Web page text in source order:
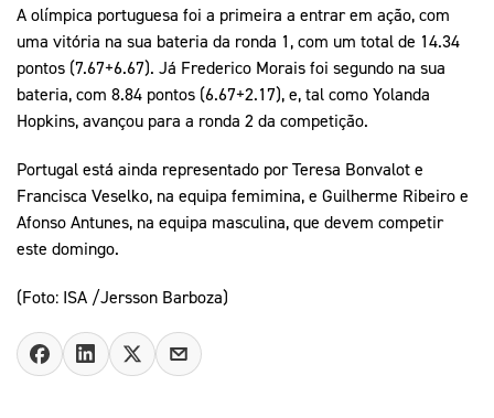
Equipa Portugal
A olímpica portuguesa foi a primeira a entrar em ação, com
uma vitória na sua bateria da ronda 1, com um total de 14.34
pontos (7.67+6.67). Já Frederico Morais foi segundo na sua
bateria, com 8.84 pontos (6.67+2.17), e, tal como Yolanda
Hopkins, avançou para a ronda 2 da competição.
Portugal está ainda representado por Teresa Bonvalot e
Francisca Veselko, na equipa femimina, e Guilherme Ribeiro e
Afonso Antunes, na equipa masculina, que devem competir
este domingo.
(Foto: ISA /Jersson Barboza)